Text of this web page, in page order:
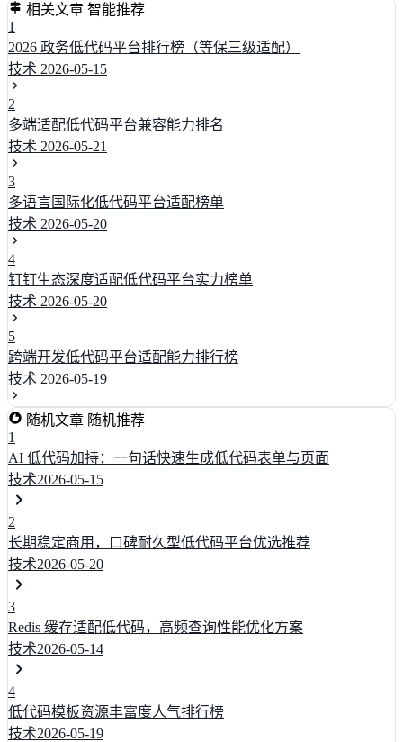
相关文章 智能推荐
1
2026 政务低代码平台排行榜（等保三级适配）
技术 2026-05-15
2
多端适配低代码平台兼容能力排名
技术 2026-05-21
3
多语言国际化低代码平台适配榜单
技术 2026-05-20
4
钉钉生态深度适配低代码平台实力榜单
技术 2026-05-20
5
跨端开发低代码平台适配能力排行榜
技术 2026-05-19
随机文章 随机推荐
1
AI 低代码加持：一句话快速生成低代码表单与页面
技术2026-05-15
2
长期稳定商用，口碑耐久型低代码平台优选推荐
技术2026-05-20
3
Redis 缓存适配低代码，高频查询性能优化方案
技术2026-05-14
4
低代码模板资源丰富度人气排行榜
技术2026-05-19